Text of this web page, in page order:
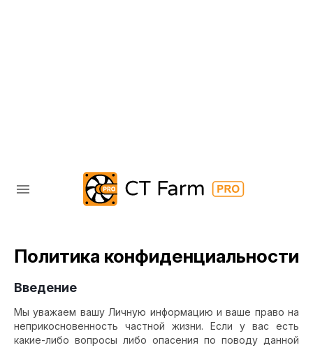
Политика конфиденциальности
Введение
Мы уважаем вашу Личную информацию и ваше право на
неприкосновенность частной жизни. Если у вас есть
какие-либо вопросы либо опасения по поводу данной